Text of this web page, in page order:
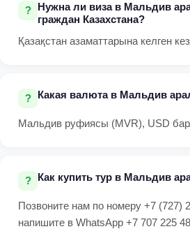
Нужна ли виза в Мальдив
граждан Казахстана?
Қазақстан азаматтарына келген
Какая валюта в Мальдив
Мальдив руфиясы (MVR), USD
Как купить тур в Мальдив
Позвоните нам по номеру +7 (727)
напишите в WhatsApp +7 707 225